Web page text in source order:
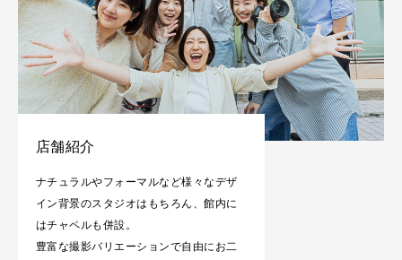
店舗紹介
ナチュラルやフォーマルなど様々なデザ
イン背景のスタジオはもちろん、館内に
はチャペルも併設。
豊富な撮影バリエーションで自由にお二